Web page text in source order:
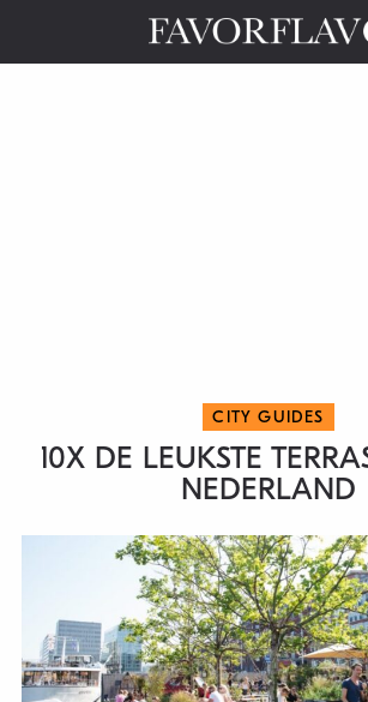
CITY GUIDES
10X DE LEUKSTE
NEDERLAND